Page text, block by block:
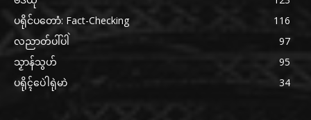
ပရိုင်ပတောံ: Fact-Checking
116
လညာတ်ပါ်ပါဲ
97
သၟာန်သွဟ်
95
ပရိုၚ်ပေဲါရုဲမာဲ
34